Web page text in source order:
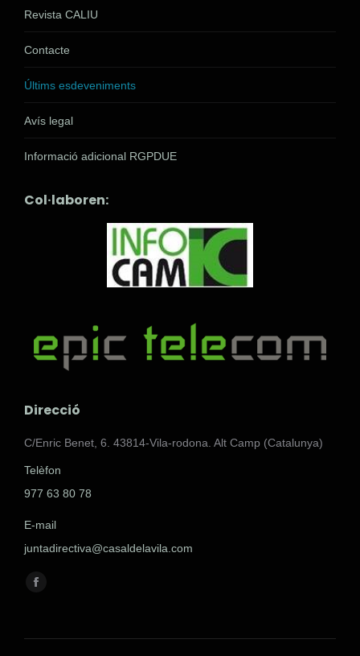
Revista CALIU
Contacte
Últims esdeveniments
Avís legal
Informació adicional RGPDUE
Col·laboren:
Direcció
C/Enric Benet, 6. 43814-Vila-rodona. Alt Camp (Catalunya)
Telèfon
977 63 80 78
E-mail
juntadirectiva@casaldelavila.com
Encuéntranos en: